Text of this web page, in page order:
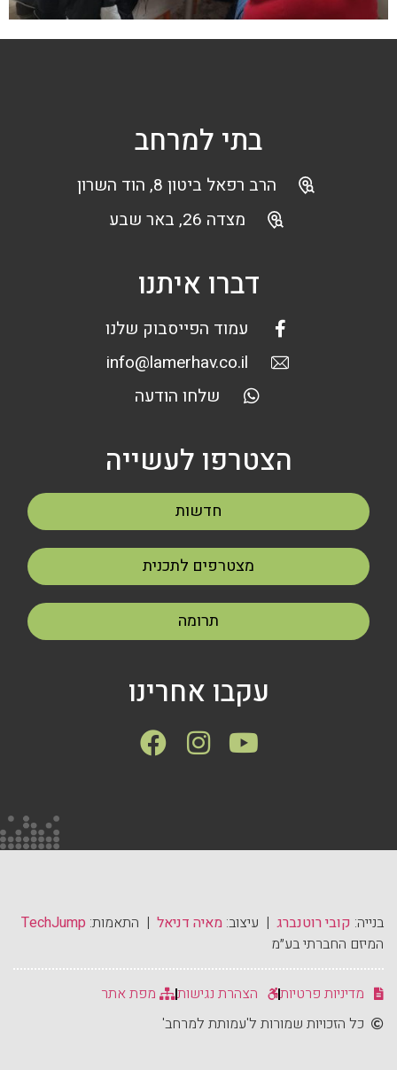
בתי למרחב
הרב רפאל ביטון 8, הוד השרון
מצדה 26, באר שבע
דברו איתנו
עמוד הפייסבוק שלנו
info@lamerhav.co.il
שלחו הודעה
הצטרפו לעשייה
חדשות
מצטרפים לתכנית
תרומה
עקבו אחרינו
בנייה: קובי רוטנברג | עיצוב: מאיה דניאל | התאמות: TechJump
המיזם החברתי בע״מ
מדיניות פרטיות הצהרת נגישות
מפת אתר
כל הזכויות שמורות ל'עמותת למרחב'